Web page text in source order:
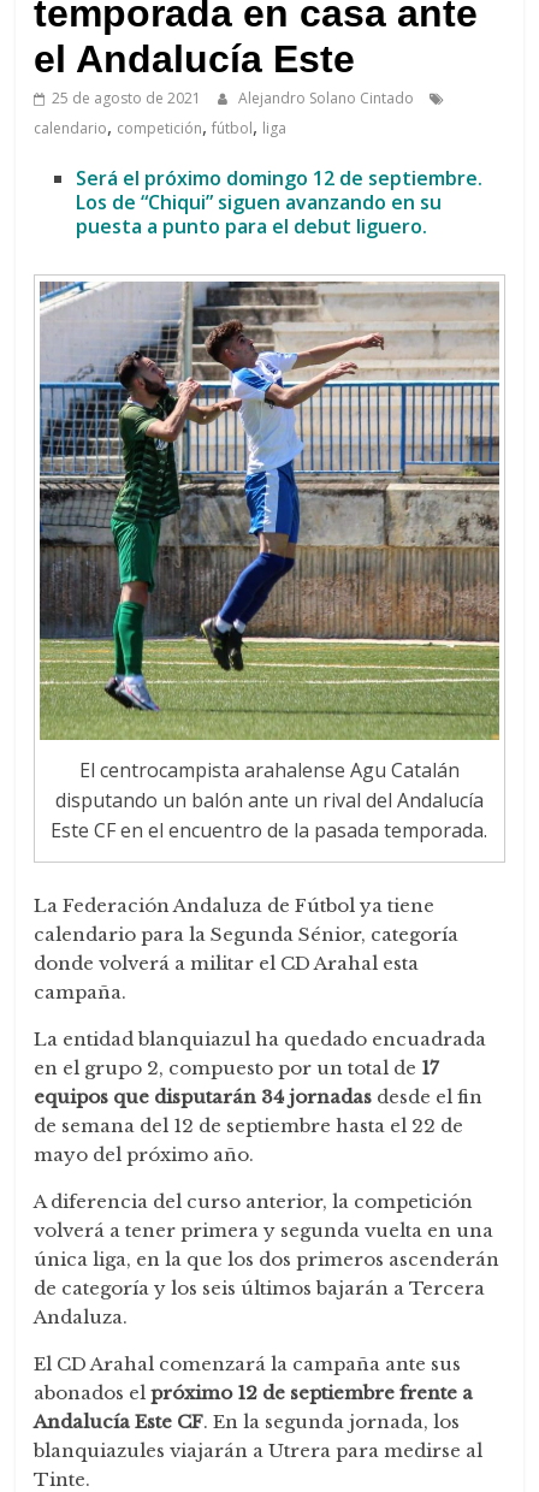
Arahal
temporada en casa ante
el Andalucía Este
25 de agosto de 2021
Alejandro Solano Cintado
calendario, competición,fútbol, liga
Será el próximo domingo 12 de septiembre.
Los de “Chiqui” siguen avanzando en su
puesta a punto para el debut liguero.
El centrocampista arahalense Agu Catalán
disputando un balón ante un rival del Andalucía
Este CF en el encuentro de la pasada temporada.
La Federación Andaluza de Fútbol ya tiene
calendario para la Segunda Sénior, categoría
donde volverá a militar el CD Arahal esta
campaña.
La entidad blanquiazul ha quedado encuadrada
en el grupo 2, compuesto por un total de 17
equipos que disputarán 34 jornadas desde el fin
de semana del 12 de septiembre hasta el 22 de
mayo del próximo año.
A diferencia del curso anterior, la competición
volverá a tener primera y segunda vuelta en una
única liga, en la que los dos primeros ascenderán
de categoría y los seis últimos bajarán a Tercera
Andaluza.
El CD Arahal comenzará la campaña ante sus
abonados elpróximo 12 de septiembre frente a
Andalucía Este CF. En la segunda jornada, los
blanquiazules viajarán a Utrera para medirse al
Tinte.